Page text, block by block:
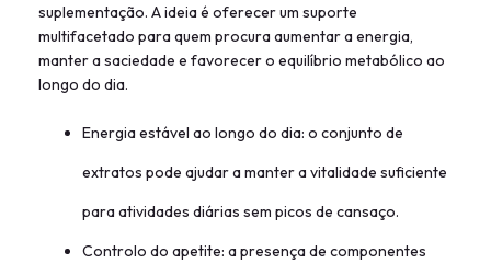
suplementação. A ideia é oferecer um suporte
multifacetado para quem procura aumentar a energia,
manter a saciedade e favorecer o equilíbrio metabólico ao
longo do dia.
Energia estável ao longo do dia: o conjunto de
extratos pode ajudar a manter a vitalidade suficiente
para atividades diárias sem picos de cansaço.
Controlo do apetite: a presença de componentes